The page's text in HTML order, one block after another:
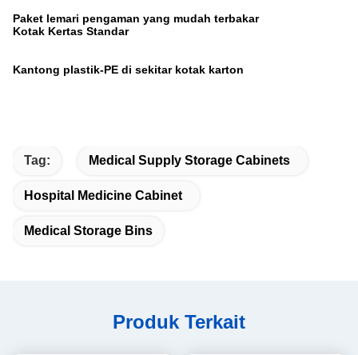
Paket lemari pengaman yang mudah terbakar
Kotak Kertas Standar
Kantong plastik-PE di sekitar kotak karton
Tag: Medical Supply Storage Cabinets
Hospital Medicine Cabinet
Medical Storage Bins
Produk Terkait